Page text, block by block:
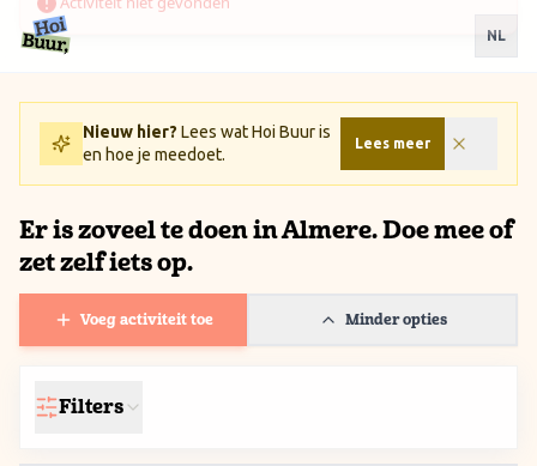
Ga naar inhoud / Skip to content
NL
Nieuw hier? Lees wat Hoi Buur is
en hoe je meedoet.
Lees meer
Er is zoveel te doen in Almere. Doe mee of
zet zelf iets op.
Voeg activiteit toe Minder opties
Filters